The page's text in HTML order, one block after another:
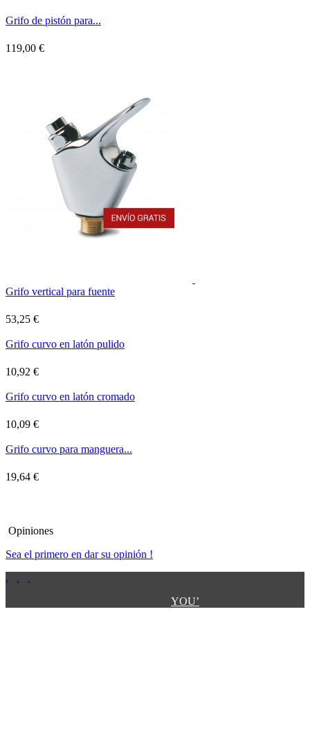
Grifo de pistón para...
119,00 €
Grifo vertical para fuente
53,25 €
Grifo curvo en latón pulido
10,92 €
Grifo curvo en latón cromado
10,09 €
Grifo curvo para manguera...
19,64 €
Opiniones
Sea el primero en dar su opinión !
.
.
.
YOU’